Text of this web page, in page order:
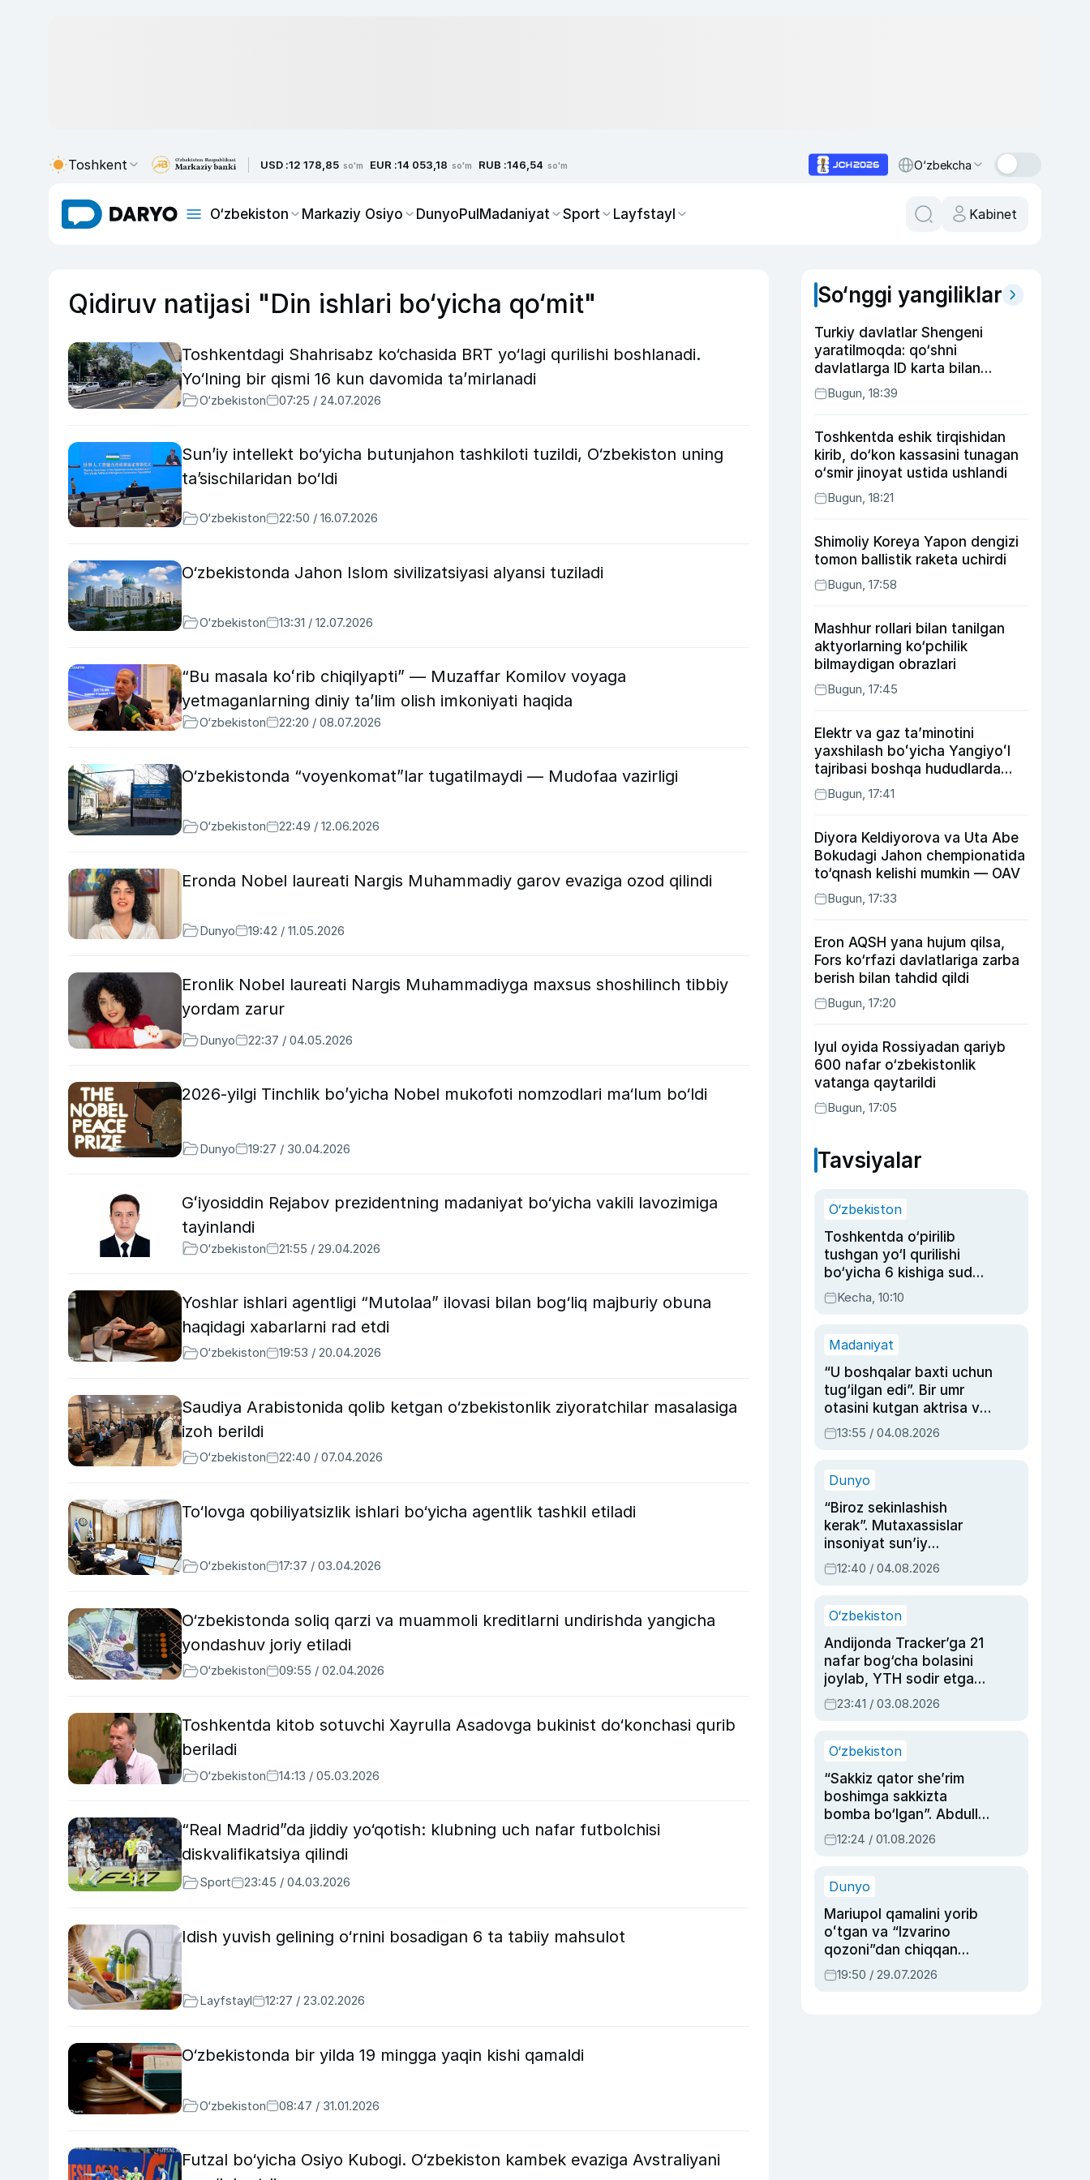
Toshkent USD :12 178,85 so'm EUR :14 053,18 so'm RUB :146,54 so'm O‘zbekcha
O‘zbekiston Markaziy Osiyo DunyoPulMadaniyat Sport Layfstayl Kabinet
Qidiruv natijasi "Din ishlari bo‘yicha qo‘mit"
Toshkentdagi Shahrisabz ko‘chasida BRT yo‘lagi qurilishi boshlanadi.
Yo‘lning bir qismi 16 kun davomida ta’mirlanadi
O‘zbekiston 07:25 / 24.07.2026
Sun’iy intellekt bo‘yicha butunjahon tashkiloti tuzildi, O‘zbekiston uning
ta’sischilaridan bo‘ldi
O‘zbekiston 22:50 / 16.07.2026
O‘zbekistonda Jahon Islom sivilizatsiyasi alyansi tuziladi
O‘zbekiston 13:31 / 12.07.2026
“Bu masala koʻrib chiqilyapti” — Muzaffar Komilov voyaga
yetmaganlarning diniy taʼlim olish imkoniyati haqida
O‘zbekiston 22:20 / 08.07.2026
O‘zbekistonda “voyenkomat”lar tugatilmaydi — Mudofaa vazirligi
O‘zbekiston 22:49 / 12.06.2026
Eronda Nobel laureati Nargis Muhammadiy garov evaziga ozod qilindi
Dunyo 19:42 / 11.05.2026
Eronlik Nobel laureati Nargis Muhammadiyga maxsus shoshilinch tibbiy
yordam zarur
Dunyo 22:37 / 04.05.2026
2026-yilgi Tinchlik bo’yicha Nobel mukofoti nomzodlari ma‘lum bo‘ldi
Dunyo 19:27 / 30.04.2026
Gʻiyosiddin Rejabov prezidentning madaniyat bo‘yicha vakili lavozimiga
tayinlandi
O‘zbekiston 21:55 / 29.04.2026
Yoshlar ishlari agentligi “Mutolaa” ilovasi bilan bog‘liq majburiy obuna
haqidagi xabarlarni rad etdi
O‘zbekiston 19:53 / 20.04.2026
Saudiya Arabistonida qolib ketgan o‘zbekistonlik ziyoratchilar masalasiga
izoh berildi
O‘zbekiston 22:40 / 07.04.2026
To‘lovga qobiliyatsizlik ishlari bo‘yicha agentlik tashkil etiladi
O‘zbekiston 17:37 / 03.04.2026
O‘zbekistonda soliq qarzi va muammoli kreditlarni undirishda yangicha
yondashuv joriy etiladi
O‘zbekiston 09:55 / 02.04.2026
Toshkentda kitob sotuvchi Xayrulla Asadovga bukinist do‘konchasi qurib
beriladi
O‘zbekiston 14:13 / 05.03.2026
“Real Madrid”da jiddiy yo‘qotish: klubning uch nafar futbolchisi
diskvalifikatsiya qilindi
Sport 23:45 / 04.03.2026
Idish yuvish gelining o‘rnini bosadigan 6 ta tabiiy mahsulot
Layfstayl 12:27 / 23.02.2026
O‘zbekistonda bir yilda 19 mingga yaqin kishi qamaldi
O‘zbekiston 08:47 / 31.01.2026
Futzal bo‘yicha Osiyo Kubogi. O‘zbekiston kambek evaziga Avstraliyani
So‘nggi yangiliklar
Turkiy davlatlar Shengeni
yaratilmoqda: qo‘shni
davlatlarga ID karta bilan
boriladi
Bugun, 18:39
Toshkentda eshik tirqishidan
kirib, do‘kon kassasini tunagan
o‘smir jinoyat ustida ushlandi
Bugun, 18:21
Shimoliy Koreya Yapon dengizi
tomon ballistik raketa uchirdi
Bugun, 17:58
Mashhur rollari bilan tanilgan
aktyorlarning ko‘pchilik
bilmaydigan obrazlari
Bugun, 17:45
Elektr va gaz taʼminotini
yaxshilash boʻyicha Yangiyoʻl
tajribasi boshqa hududlarda
ham joriy etiladi
Bugun, 17:41
Diyora Keldiyorova va Uta Abe
Bokudagi Jahon chempionatida
to‘qnash kelishi mumkin — OAV
Bugun, 17:33
Eron AQSH yana hujum qilsa,
Fors ko‘rfazi davlatlariga zarba
berish bilan tahdid qildi
Bugun, 17:20
Iyul oyida Rossiyadan qariyb
600 nafar o‘zbekistonlik
vatanga qaytarildi
Bugun, 17:05
Tavsiyalar
O‘zbekiston
Toshkentda o‘pirilib
tushgan yo‘l qurilishi
bo‘yicha 6 kishiga sud
hukmi o‘qildi
Kecha, 10:10
Madaniyat
“U boshqalar baxti uchun
tug‘ilgan edi”. Bir umr
otasini kutgan aktrisa va
dublyaj ustasi Rimma
Ahmedovaning
13:55 / 04.08.2026
Dunyo
“Biroz sekinlashish
kerak”. Mutaxassislar
insoniyat sun’iy
intellektni boshqara
olmay qolishidan xavotir
12:40 / 04.08.2026
O‘zbekiston
Andijonda Tracker’ga 21
nafar bog‘cha bolasini
joylab, YTH sodir etgan
ayolga sud hukmi o‘qildi
23:41 / 03.08.2026
O‘zbekiston
“Sakkiz qator she’rim
boshimga sakkizta
bomba bo‘lgan”. Abdulla
Oripovni siyosiy
ayblovlardan asrab
12:24 / 01.08.2026
Dunyo
Mariupol qamalini yorib
oʻtgan va “Izvarino
qozoni”dan chiqqan
qahramon — Ukraina
armiyasi bosh
19:50 / 29.07.2026